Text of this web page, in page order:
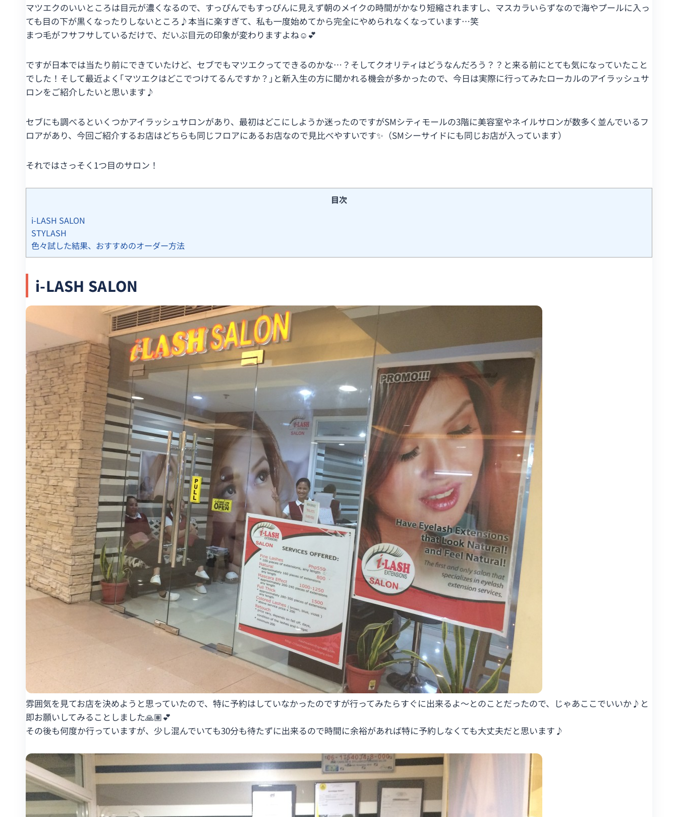
マツエクのいいところは目元が濃くなるので、すっぴんでもすっぴんに見えず朝のメイクの時間がかなり短縮されますし、マスカラいらずなので海やプールに入っ
ても目の下が黒くなったりしないところ♪本当に楽すぎて、私も一度始めてから完全にやめられなくなっています…笑
まつ毛がフサフサしているだけで、だいぶ目元の印象が変わりますよね☺️💕
ですが日本では当たり前にできていたけど、セブでもマツエクってできるのかな…？そしてクオリティはどうなんだろう？？と来る前にとても気になっていたこと
でした！そして最近よく｢マツエクはどこでつけてるんですか？｣と新入生の方に聞かれる機会が多かったので、今日は実際に行ってみたローカルのアイラッシュサ
ロンをご紹介したいと思います♪
セブにも調べるといくつかアイラッシュサロンがあり、最初はどこにしようか迷ったのですがSMシティモールの3階に美容室やネイルサロンが数多く並んでいるフ
ロアがあり、今回ご紹介するお店はどちらも同じフロアにあるお店なので見比べやすいです✨（SMシーサイドにも同じお店が入っています）
それではさっそく1つ目のサロン！
目次
i-LASH SALON
STYLASH
色々試した結果、おすすめのオーダー方法
i-LASH SALON
雰囲気を見てお店を決めようと思っていたので、特に予約はしていなかったのですが行ってみたらすぐに出来るよ～とのことだったので、じゃあここでいいか♪と
即お願いしてみることしました🙏🏽💕
その後も何度か行っていますが、少し混んでいても30分も待たずに出来るので時間に余裕があれば特に予約しなくても大丈夫だと思います♪